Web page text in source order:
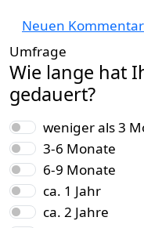
Neuen
Umfrage
Wie lange hat
gedauert?
weniger als 3
3-6 Monate
6-9 Monate
ca. 1 Jahr
ca. 2 Jahre